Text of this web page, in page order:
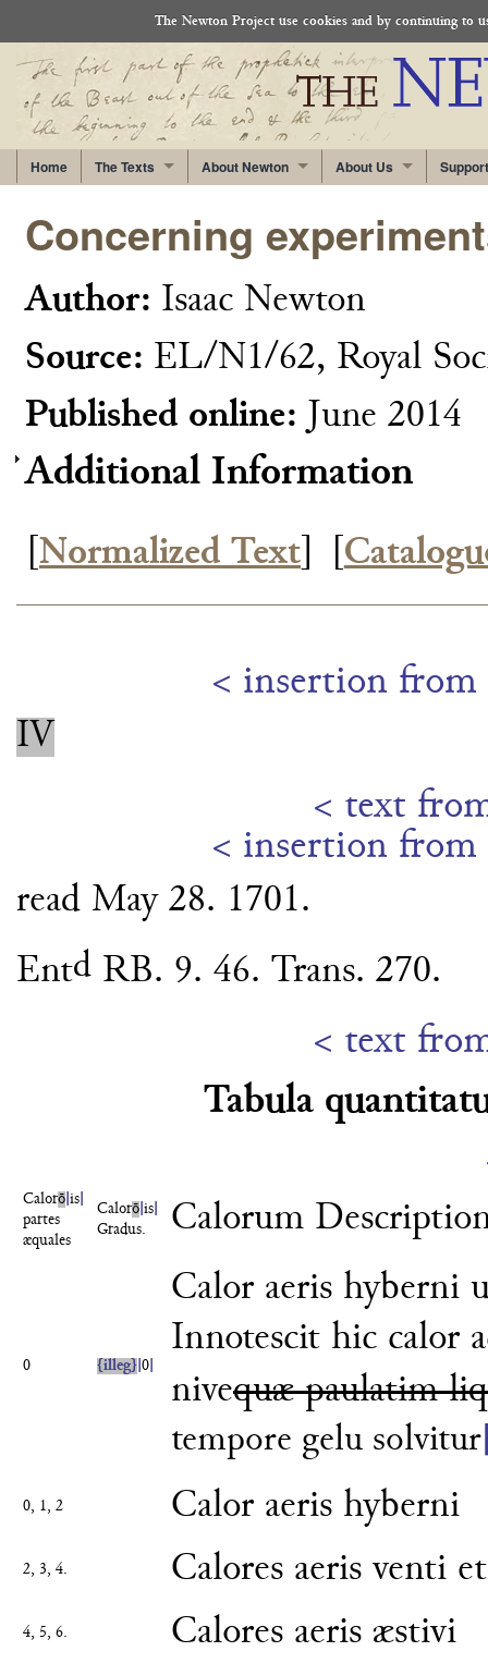
The Newton Project use cookies and by continuing to
Home The Texts About Newton About Us
Concerning
Author: Isaac Newton
Source: EL/N1/62, Royal
Published online: June 2014
Additional Information
Normalized Text
< insertion
IV
< text
< insertion
read May 28. 1701.
Entd RB. 9. 46. Trans. 270.
< text
Tabula
Calorō is
partes
æquales
Calorō is
Gradus.
Calorum
0 {illeg} 0
Calor aeris hyberni
Innotescit hic calor
nivequæ paulatim
tempore gelu solvitur
0, 1, 2 Calor aeris hyberni
2, 3, 4. Calores aeris venti
4, 5, 6. Calores aeris æstivi